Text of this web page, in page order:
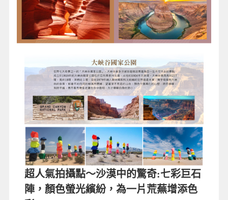
超人氣拍攝點～沙漠中的驚奇:七彩巨石
陣，顏色螢光繽紛，為一片荒蕪增添色